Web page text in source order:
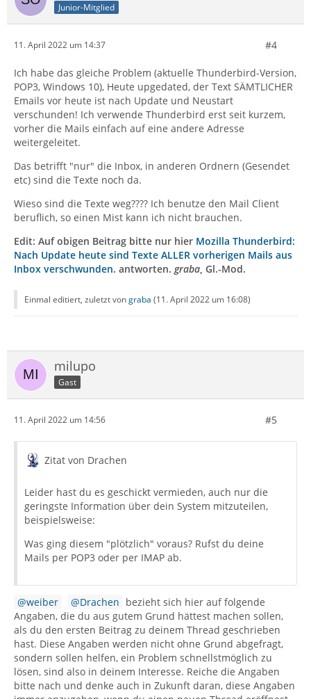
Junior-Mitglied
11. April 2022 um 14:37 #4
Ich habe das gleiche Problem (aktuelle Thunderbird-Version,
POP3, Windows 10), Heute upgedated, der Text SÄMTLICHER
Emails vor heute ist nach Update und Neustart
verschunden! Ich verwende Thunderbird erst seit kurzem,
vorher die Mails einfach auf eine andere Adresse
weitergeleitet.
Das betrifft "nur" die Inbox, in anderen Ordnern (Gesendet
etc) sind die Texte noch da.
Wieso sind die Texte weg???? Ich benutze den Mail Client
beruflich, so einen Mist kann ich nicht brauchen.
Edit: Auf obigen Beitrag bitte nur hier Mozilla Thunderbird:
Nach Update heute sind Texte ALLER vorherigen Mails aus
Inbox verschwunden. antworten. graba , Gl.-Mod.
Einmal editiert, zuletzt vongraba (11. April 2022 um 16:08)
milupo
Gast
11. April 2022 um 14:56 #5
Zitat von Drachen
Leider hast du es geschickt vermieden, auch nur die
geringste Information über dein System mitzuteilen,
beispielsweise:
Was ging diesem "plötzlich" voraus? Rufst du deine
Mails per POP3 oder per IMAP ab.
weiber Drachen bezieht sich hier auf folgende
Angaben, die du aus gutem Grund hättest machen sollen,
als du den ersten Beitrag zu deinem Thread geschrieben
hast. Diese Angaben werden nicht ohne Grund abgefragt,
sondern sollen helfen, ein Problem schnellstmöglich zu
lösen, sind also in deinem Interesse. Reiche die Angaben
bitte nach und denke auch in Zukunft daran, diese Angaben